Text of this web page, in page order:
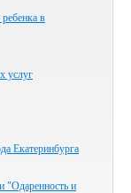
в
услуг
Екатеринбурга
"Одаренность и